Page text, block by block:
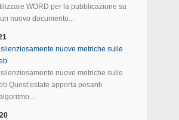
WORD per la pubblicazione su
nuovo documento...
nuove metriche sulle
nuove metriche sulle
Quest’estate apporta pesanti